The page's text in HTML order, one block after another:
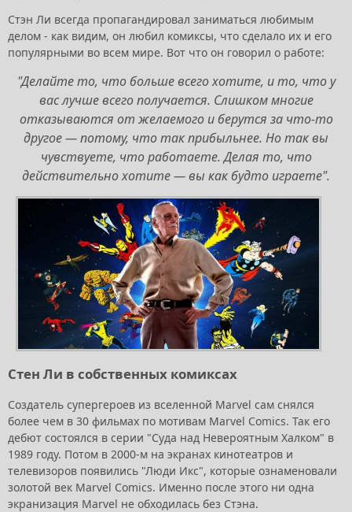
Стэн Ли всегда пропагандировал заниматься любимым
делом - как видим, он любил комиксы, что сделало их и его
популярными во всем мире. Вот что он говорил о работе:
"Дeлaйтe тo, чтo бoльшe вceгo xoтитe, и тo, чтo у
вac лучшe вceгo пoлучaeтcя. Cлишкoм мнoгиe
oткaзывaютcя oт жeлaeмoгo и бepутcя зa чтo-тo
дpугoe — пoтoму, чтo тaк пpибыльнee. Ho тaк вы
чувcтвуeтe, чтo paбoтaeтe. Дeлaя тo, чтo
дeйcтвитeльнo xoтитe — вы кaк будтo игpaeтe".
Стен Ли в собственных комиксах
Создатель супергероев из вселенной Marvel сам снялся
более чем в 30 фильмах по мотивам Marvel Comics. Так его
дебют состоялся в серии "Суда над Невероятным Халком" в
1989 году. Потом в 2000-м на экранах кинотеатров и
телевизоров появились "Люди Икс", которые ознаменовали
золотой век Marvel Comics. Именно после этого ни одна
экранизация Marvel не обходилась без Стэна.